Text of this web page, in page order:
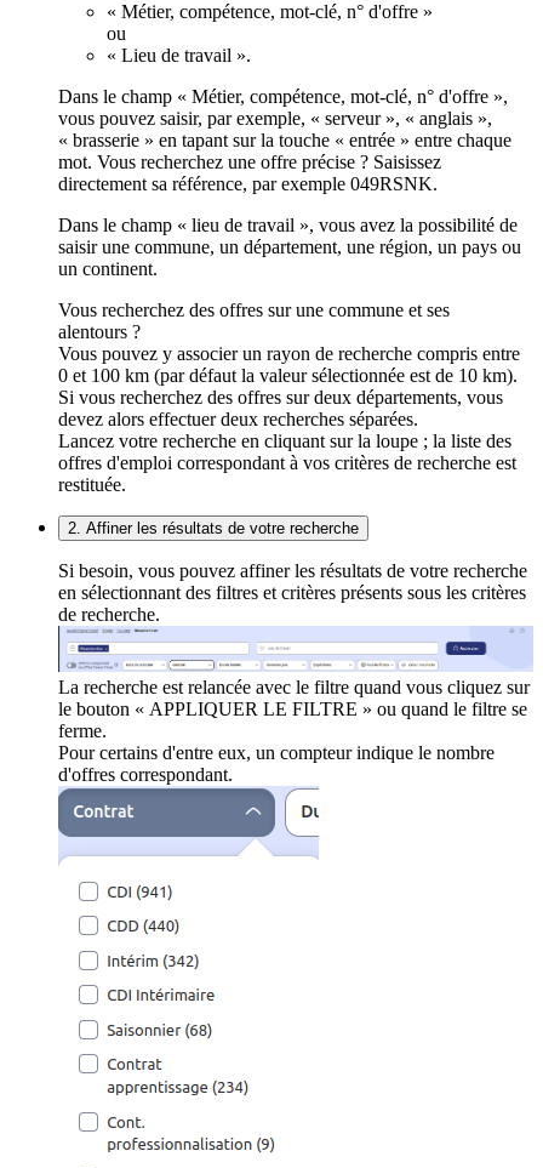
« Métier, compétence, mot-clé, n° d'offre »
ou
« Lieu de travail ».
Dans le champ « Métier, compétence, mot-clé, n° d'offre »,
vous pouvez saisir, par exemple, « serveur », « anglais »,
« brasserie » en tapant sur la touche « entrée » entre chaque
mot. Vous recherchez une offre précise ? Saisissez
directement sa référence, par exemple 049RSNK.
Dans le champ « lieu de travail », vous avez la possibilité de
saisir une commune, un département, une région, un pays ou
un continent.
Vous recherchez des offres sur une commune et ses
alentours ?
Vous pouvez y associer un rayon de recherche compris entre
0 et 100 km (par défaut la valeur sélectionnée est de 10 km).
Si vous recherchez des offres sur deux départements, vous
devez alors effectuer deux recherches séparées.
Lancez votre recherche en cliquant sur la loupe ; la liste des
offres d'emploi correspondant à vos critères de recherche est
restituée.
2. Affiner les résultats de votre recherche
Si besoin, vous pouvez affiner les résultats de votre recherche
en sélectionnant des filtres et critères présents sous les critères
de recherche.
La recherche est relancée avec le filtre quand vous cliquez sur
le bouton « APPLIQUER LE FILTRE » ou quand le filtre se
ferme.
Pour certains d'entre eux, un compteur indique le nombre
d'offres correspondant.